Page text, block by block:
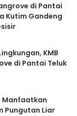
di Pantai
Kutim Gandeng
KMB
di Pantai Teluk
Manfaatkan
Pungutan Liar